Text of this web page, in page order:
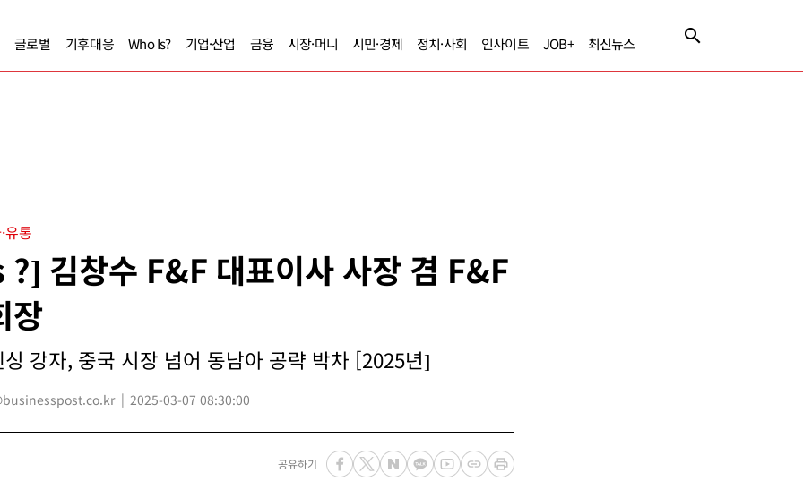
글로벌 기후대응 Who Is? 기업·산업 금융 시장·머니 시민·경제 정치·사회 인사이트 JOB+ 최신뉴스
통
김창수 F&F 대표이사 사장 겸 F&F
장
강자, 중국 시장 넘어 동남아 공략 박차 [2025년]
2025-03-07 08:30:00
공유하기